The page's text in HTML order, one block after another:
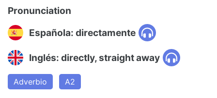
Pronunciation
Española: directamente
Inglés: directly, straight away
Adverbio A2